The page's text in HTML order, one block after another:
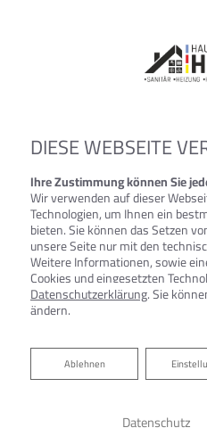
DIESE WEBSEITE
Ihre Zustimmung können Sie
Wir verwenden auf dieser
Technologien, um Ihnen ein
bieten. Sie können das Setzen
unsere Seite nur mit den
Weitere Informationen, sowie
Cookies und eingesetzten
Datenschutzerklärung. Sie
ändern.
Ablehnen
Ablehnen
Datenschutz